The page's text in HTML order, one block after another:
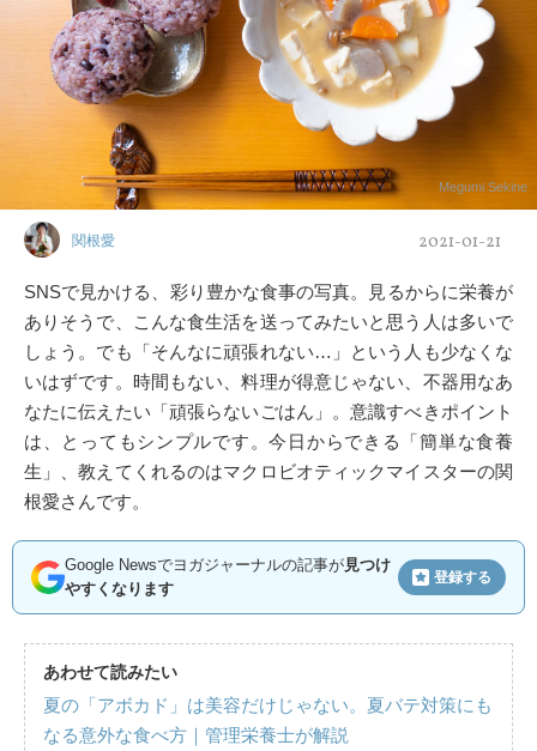
Megumi Sekine
関根愛 2021-01-21
SNSで見かける、彩り豊かな食事の写真。見るからに栄養が
ありそうで、こんな食生活を送ってみたいと思う人は多いで
しょう。でも「そんなに頑張れない…」という人も少なくな
いはずです。時間もない、料理が得意じゃない、不器用なあ
なたに伝えたい「頑張らないごはん」。意識すべきポイント
は、とってもシンプルです。今日からできる「簡単な食養
生」、教えてくれるのはマクロビオティックマイスターの関
根愛さんです。
Google Newsでヨガジャーナルの記事が見つけ
やすくなります
登録する
あわせて読みたい
夏の「アボカド」は美容だけじゃない。夏バテ対策にも
なる意外な食べ方｜管理栄養士が解説